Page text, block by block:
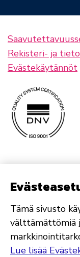
Rekisteri- ja
Evästekäytännöt
Tämä sivusto
välttämättömiä
Lue lisää